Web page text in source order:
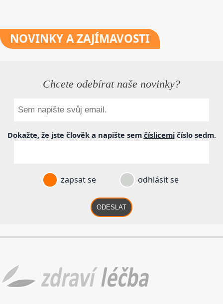
NOVINKYA ZAJÍMAVOSTI
Chcete odebírat naše novinky?
Dokažte, že jste člověk a napište sem číslicemičíslo sedm.
zapsat se odhlásit se
ODESLAT